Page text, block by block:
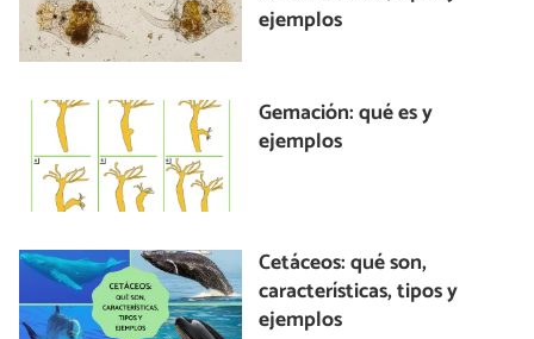
ejemplos
Gemación: qué es y
ejemplos
Cetáceos: qué son,
características, tipos y
ejemplos